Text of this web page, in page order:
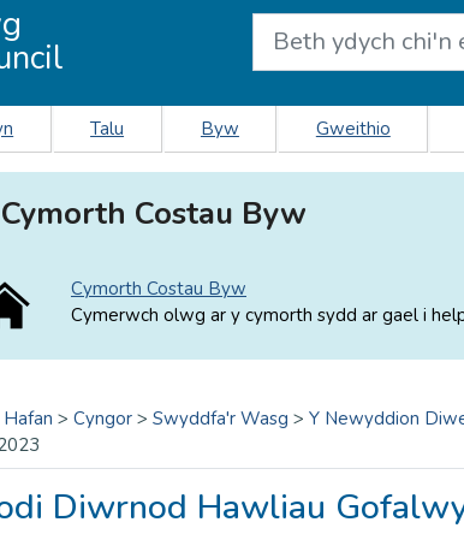
Talu Byw Gweithio
Cymorth Costau Byw
Cymorth Costau Byw
Cymerwch olwg ar y cymorth sydd ar gael i
Hafan > Cyngor > Swyddfa'r Wasg > Y Newyddion
Diwrnod Hawliau